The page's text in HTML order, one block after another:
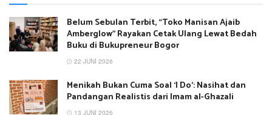
Belum Sebulan Terbit, “Toko Manisan Ajaib
Amberglow” Rayakan Cetak Ulang Lewat Bedah
Buku di Bukupreneur Bogor
22 JUNI 2026
Menikah Bukan Cuma Soal ‘I Do’: Nasihat dan
Pandangan Realistis dari Imam al-Ghazali
13 JUNI 2026